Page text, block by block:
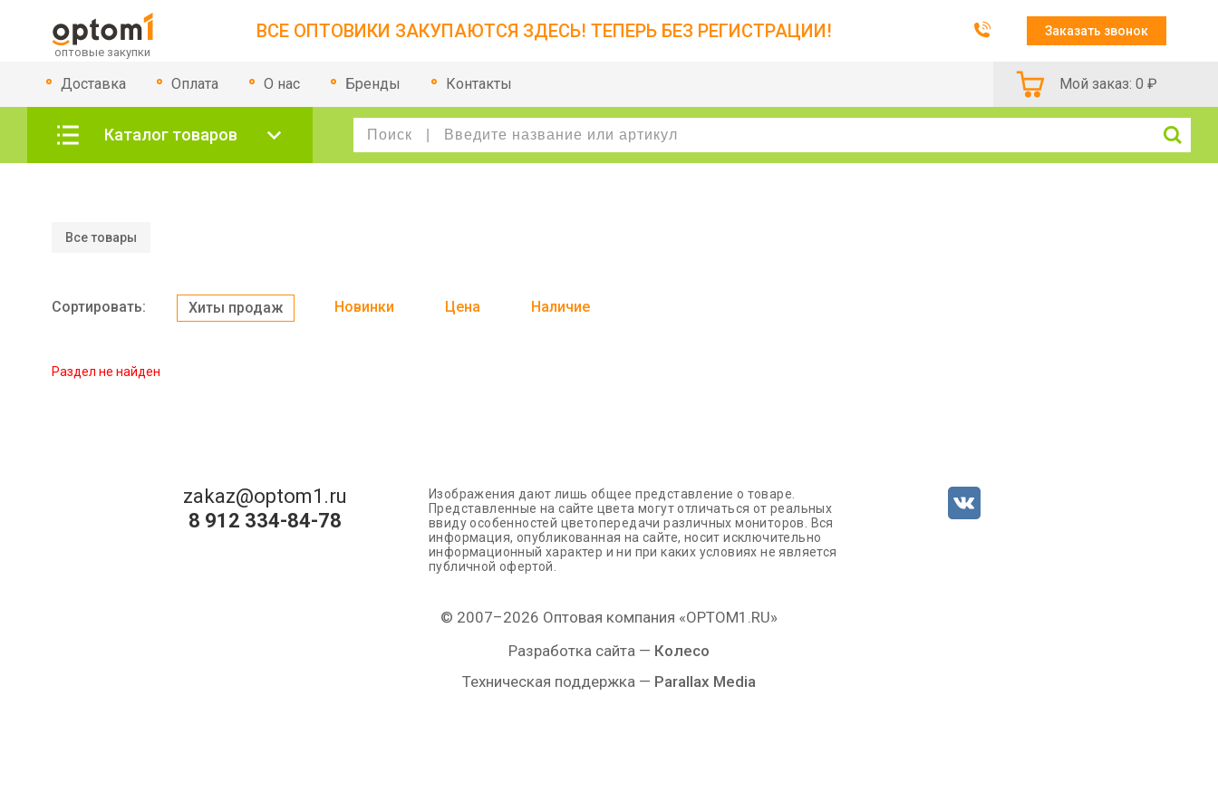
ВСЕ ОПТОВИКИ ЗАКУПАЮТСЯ ЗДЕСЬ! ТЕПЕРЬ БЕЗ РЕГИСТРАЦИИ! Заказать звонок
Доставка Оплата О нас Бренды Контакты Мой заказ: 0 ₽
Каталог товаров
Все товары
Сортировать: Хиты продаж Новинки Цена Наличие
Раздел не найден
zakaz@optom1.ru
8 912 334-84-78
Изображения дают лишь общее представление о товаре.
Представленные на сайте цвета могут отличаться от реальных
ввиду особенностей цветопередачи различных мониторов. Вся
информация, опубликованная на сайте, носит исключительно
информационный характер и ни при каких условиях не является
публичной офертой.
© 2007–2026 Оптовая компания «OPTOM1.RU»
Разработка сайта — Колесо
Техническая поддержка — Parallax Media